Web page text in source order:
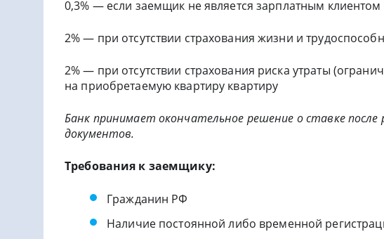
0,3% — если заемщик не является зарплатным клиентом
2% — при отсутствии страхования жизни и
2% — при отсутствии страхования риска утраты
на приобретаемую квартиру квартиру
Банк принимает окончательное решение о ставке после
документов.
Требования к заемщику:
Гражданин РФ
Наличие постоянной либо временной